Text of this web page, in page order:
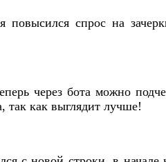
повысился спрос на
через бота можно
так как выглядит лучше!